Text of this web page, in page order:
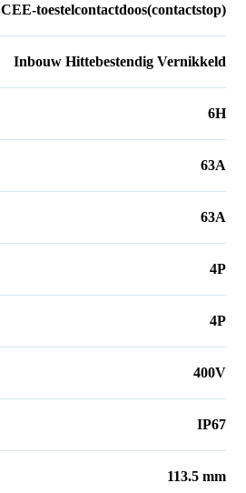
CEE-toestelcontactdoos(contactstop)
Inbouw Hittebestendig Vernikkeld
6H
63A
63A
4P
4P
400V
IP67
113.5 mm